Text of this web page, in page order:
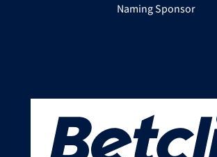
Naming Sponsor